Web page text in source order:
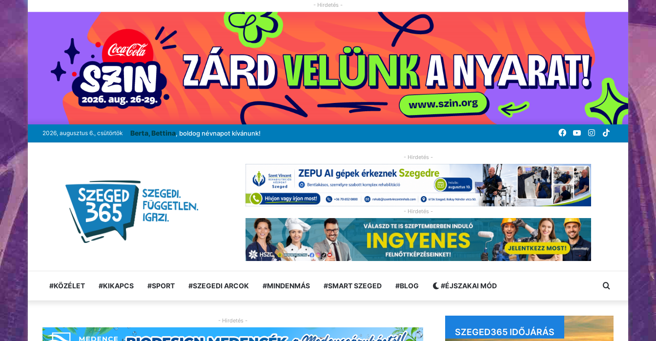
- Hirdetés -
2026, augusztus 6., csütörtök Berta, Bettina, boldog névnapot kívánunk! TikTok
Instagram
YouTube
Facebook
- Hirdetés -
- Hirdetés -
#KÖZÉLET #KIKAPCS #SPORT #SZEGEDI ARCOK #MINDENMÁS #SMART SZEGED #BLOG #ÉJSZAKAI MÓD Keresés:
- Hirdetés -
SZEGED365 IDŐJÁRÁS